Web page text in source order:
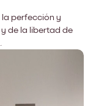
perfección y
de la libertad de